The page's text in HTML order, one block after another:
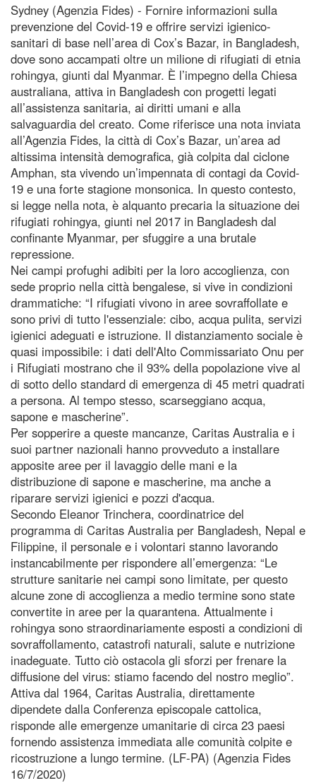
Sydney (Agenzia Fides) - Fornire informazioni sulla
prevenzione del Covid-19 e offrire servizi igienico-
sanitari di base nell’area di Cox’s Bazar, in Bangladesh,
dove sono accampati oltre un milione di rifugiati di etnia
rohingya, giunti dal Myanmar. È l’impegno della Chiesa
australiana, attiva in Bangladesh con progetti legati
all’assistenza sanitaria, ai diritti umani e alla
salvaguardia del creato. Come riferisce una nota inviata
all’Agenzia Fides, la città di Cox’s Bazar, un’area ad
altissima intensità demografica, già colpita dal ciclone
Amphan, sta vivendo un’impennata di contagi da Covid-
19 e una forte stagione monsonica. In questo contesto,
si legge nella nota, è alquanto precaria la situazione dei
rifugiati rohingya, giunti nel 2017 in Bangladesh dal
confinante Myanmar, per sfuggire a una brutale
repressione.
Nei campi profughi adibiti per la loro accoglienza, con
sede proprio nella città bengalese, si vive in condizioni
drammatiche: “I rifugiati vivono in aree sovraffollate e
sono privi di tutto l'essenziale: cibo, acqua pulita, servizi
igienici adeguati e istruzione. Il distanziamento sociale è
quasi impossibile: i dati dell'Alto Commissariato Onu per
i Rifugiati mostrano che il 93% della popolazione vive al
di sotto dello standard di emergenza di 45 metri quadrati
a persona. Al tempo stesso, scarseggiano acqua,
sapone e mascherine”.
Per sopperire a queste mancanze, Caritas Australia e i
suoi partner nazionali hanno provveduto a installare
apposite aree per il lavaggio delle mani e la
distribuzione di sapone e mascherine, ma anche a
riparare servizi igienici e pozzi d'acqua.
Secondo Eleanor Trinchera, coordinatrice del
programma di Caritas Australia per Bangladesh, Nepal e
Filippine, il personale e i volontari stanno lavorando
instancabilmente per rispondere all’emergenza: “Le
strutture sanitarie nei campi sono limitate, per questo
alcune zone di accoglienza a medio termine sono state
convertite in aree per la quarantena. Attualmente i
rohingya sono straordinariamente esposti a condizioni di
sovraffollamento, catastrofi naturali, salute e nutrizione
inadeguate. Tutto ciò ostacola gli sforzi per frenare la
diffusione del virus: stiamo facendo del nostro meglio”.
Attiva dal 1964, Caritas Australia, direttamente
dipendete dalla Conferenza episcopale cattolica,
risponde alle emergenze umanitarie di circa 23 paesi
fornendo assistenza immediata alle comunità colpite e
ricostruzione a lungo termine. (LF-PA) (Agenzia Fides
16/7/2020)